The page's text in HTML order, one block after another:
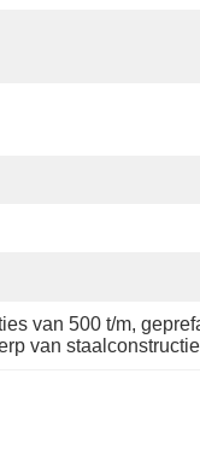
van 500 t/m,
van